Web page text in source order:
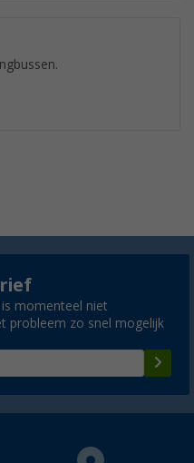
momenteel niet
probleem zo snel mogelijk